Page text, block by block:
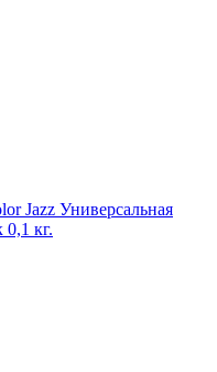
Jazz Универсальная
кг.